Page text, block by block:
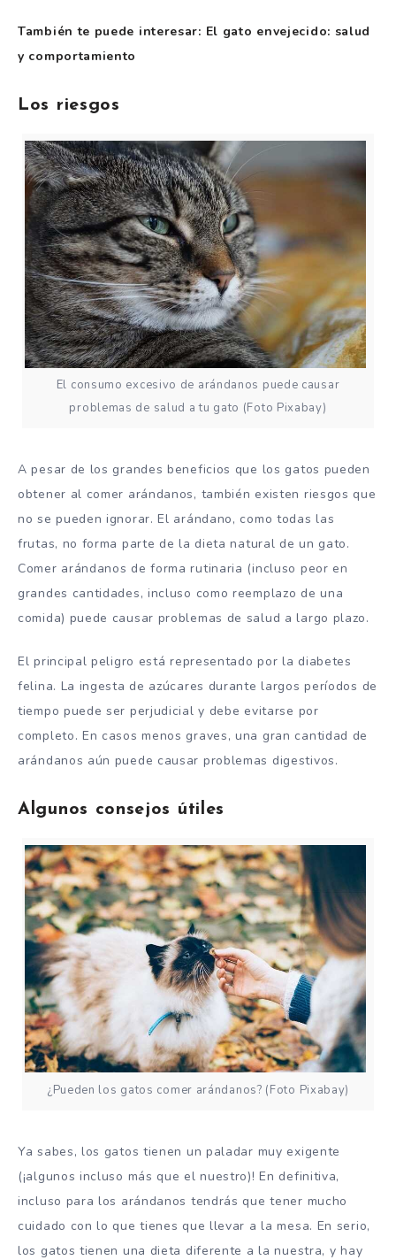
También te puede interesar: El gato envejecido: salud
y comportamiento
Los riesgos
El consumo excesivo de arándanos puede causar
problemas de salud a tu gato (Foto Pixabay)
A pesar de los grandes beneficios que los gatos pueden
obtener al comer arándanos, también existen riesgos que
no se pueden ignorar. El arándano, como todas las
frutas, no forma parte de la dieta natural de un gato.
Comer arándanos de forma rutinaria (incluso peor en
grandes cantidades, incluso como reemplazo de una
comida) puede causar problemas de salud a largo plazo.
El principal peligro está representado por la diabetes
felina. La ingesta de azúcares durante largos períodos de
tiempo puede ser perjudicial y debe evitarse por
completo. En casos menos graves, una gran cantidad de
arándanos aún puede causar problemas digestivos.
Algunos consejos útiles
¿Pueden los gatos comer arándanos? (Foto Pixabay)
Ya sabes, los gatos tienen un paladar muy exigente
(¡algunos incluso más que el nuestro)! En definitiva,
incluso para los arándanos tendrás que tener mucho
cuidado con lo que tienes que llevar a la mesa. En serio,
los gatos tienen una dieta diferente a la nuestra, y hay